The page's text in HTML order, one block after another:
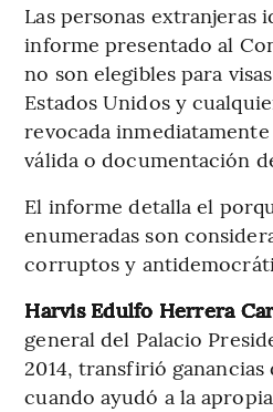
Las personas extranjeras
informe presentado al
no son elegibles para
Estados Unidos y
revocada
válida o documentación
El informe detalla el
enumeradas son
corruptos y
Harvis Edulfo Herrera
general del Palacio
2014, transfirió
cuando ayudó a la